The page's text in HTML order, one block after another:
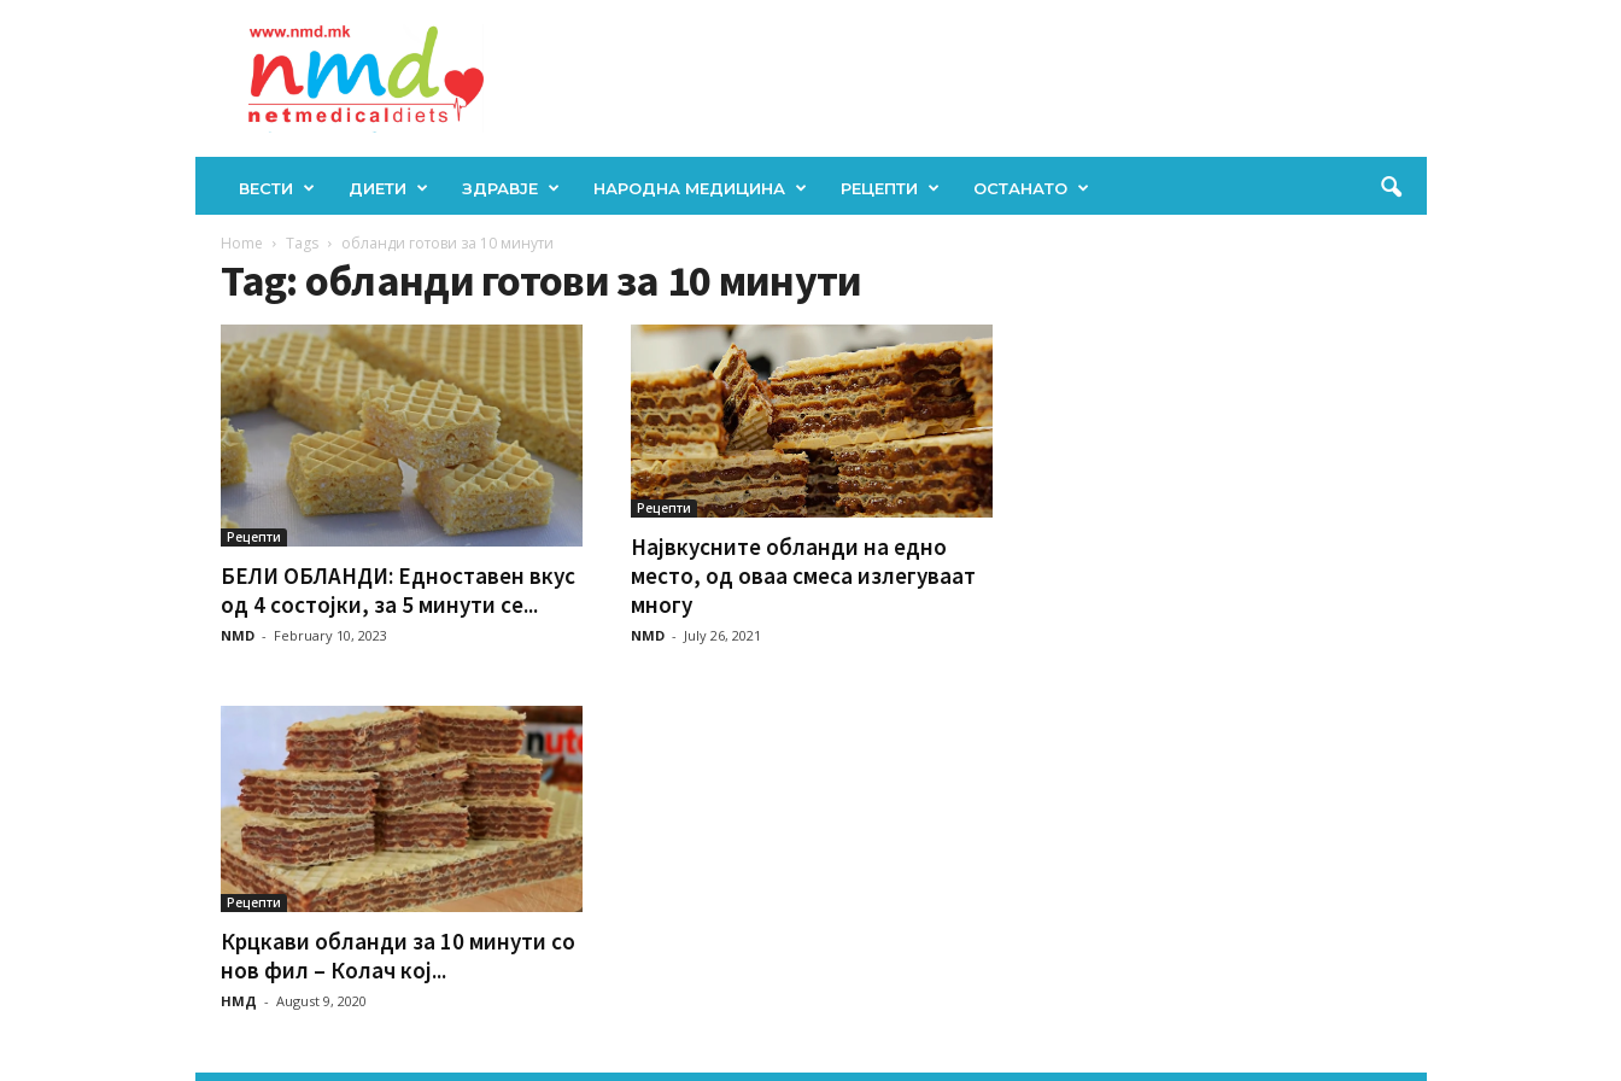
ВЕСТИ ДИЕТИ ЗДРАВЈЕ НАРОДНА МЕДИЦИНА РЕЦЕПТИ ОСТАНАТО
Home Tags обланди готови за 10 минути
Tag: обланди готови за 10 минути
Рецепти
БЕЛИ ОБЛАНДИ: Едноставен вкус
од 4 состојки, за 5 минути се...
NMD - February 10, 2023
Рецепти
Највкусните обланди на едно
место, од оваа смеса излегуваат
многу
NMD - July 26, 2021
Рецепти
Крцкави обланди за 10 минути со
нов фил – Колач кој...
НМД - August 9, 2020